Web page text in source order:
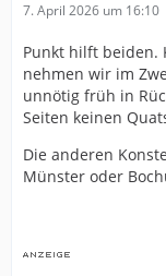
7. April 2026 um 16:10
Punkt hilft beiden.
nehmen wir im
unnötig früh in
Seiten keinen
Die anderen
Münster oder